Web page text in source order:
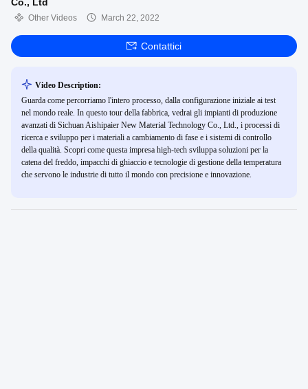
Other Videos March 22, 2022
Contattici
Video Description:
Guarda come percorriamo l'intero processo, dalla configurazione iniziale ai test
nel mondo reale. In questo tour della fabbrica, vedrai gli impianti di produzione
avanzati di Sichuan Aishipaier New Material Technology Co., Ltd., i processi di
ricerca e sviluppo per i materiali a cambiamento di fase e i sistemi di controllo
della qualità. Scopri come questa impresa high-tech sviluppa soluzioni per la
catena del freddo, impacchi di ghiaccio e tecnologie di gestione della temperatura
che servono le industrie di tutto il mondo con precisione e innovazione.